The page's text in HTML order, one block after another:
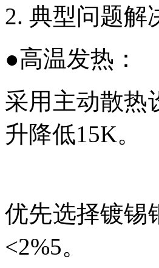
2. 典型问题解
●高温发热：
采用主动散热
升降低15K。
优先选择镀锡
<2%5。